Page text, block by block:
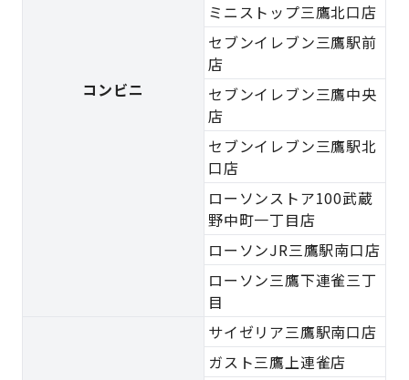
コンビニ
ミニストップ三鷹北口店
セブンイレブン三鷹駅前
店
セブンイレブン三鷹中央
店
セブンイレブン三鷹駅北
口店
ローソンストア100武蔵
野中町一丁目店
ローソンJR三鷹駅南口店
ローソン三鷹下連雀三丁
目
サイゼリア三鷹駅南口店
ガスト三鷹上連雀店